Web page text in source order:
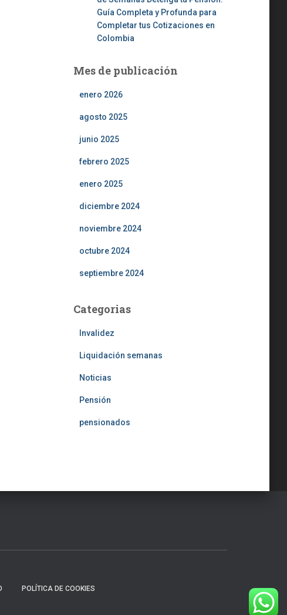
Guía Completa y Profunda para
Completar tus Cotizaciones en
Colombia
Mes de publicación
enero 2026
agosto 2025
junio 2025
febrero 2025
enero 2025
diciembre 2024
noviembre 2024
octubre 2024
septiembre 2024
Categorias
Invalidez
Liquidación semanas
Noticias
Pensión
pensionados
POLÍTICA DE COOKIES